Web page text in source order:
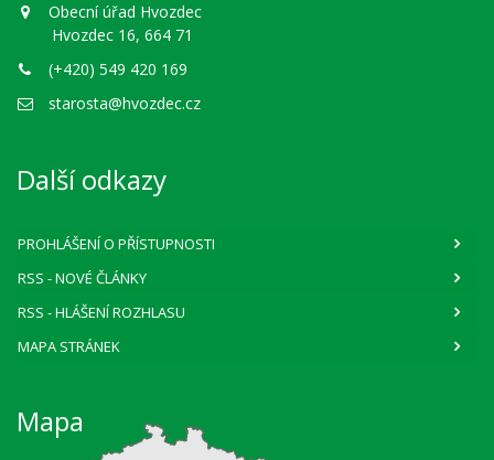
Obecní úřad Hvozdec
Hvozdec 16, 664 71
(+420) 549 420 169
starosta@hvozdec.cz
Další odkazy
PROHLÁŠENÍ O PŘÍSTUPNOSTI
RSS - NOVÉ ČLÁNKY
RSS - HLÁŠENÍ ROZHLASU
MAPA STRÁNEK
Mapa